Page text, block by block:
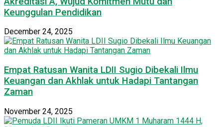
Keunggulan Pendidikan
December 24, 2025
Empat Ratusan Wanita LDII Sugio Dibekali Ilmu
Keuangan dan Akhlak untuk Hadapi Tantangan
Zaman
November 24, 2025